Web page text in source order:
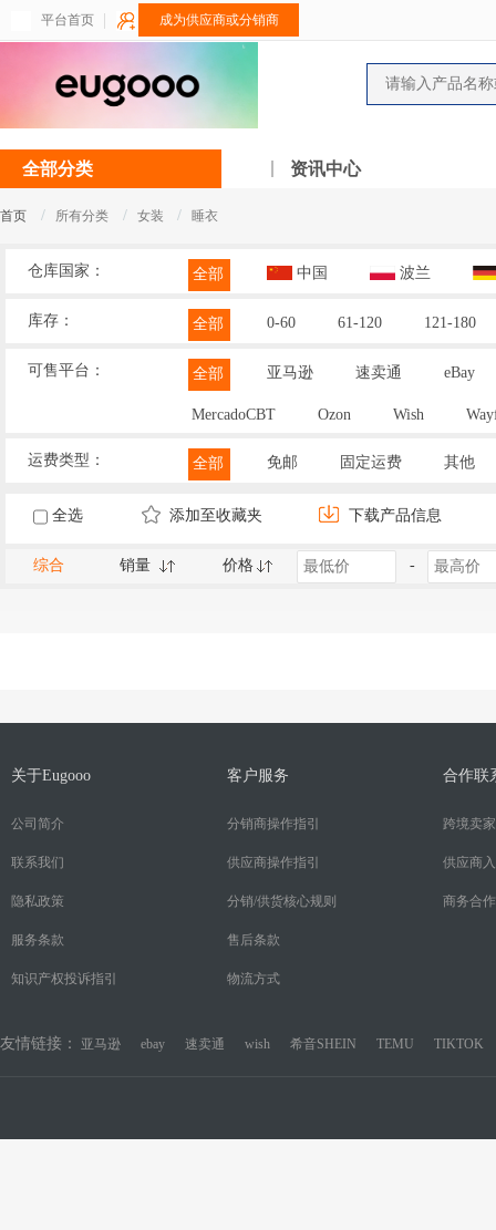
平台首页 成为供应商或分销商
全部分类 资讯中心
首页 / 所有分类 / 女装 / 睡衣
仓库国家： 全部 中国 波兰
库存： 全部 0-60 61-120 121-180
可售平台： 全部 亚马逊 速卖通 eBay
MercadoCBT Ozon Wish
运费类型： 全部 免邮 固定运费 其他
全选 添加至收藏夹 下载产品信息
综合 销量 价格 -
关于Eugooo
公司简介
联系我们
隐私政策
服务条款
知识产权投诉指引
客户服务
分销商操作指引
供应商操作指引
分销/供货核心规则
售后条款
物流方式
合作联
跨境卖
供应商
商务合作
友情链接： 亚马逊 ebay 速卖通 wish 希音SHEIN TEMU TIKTOK